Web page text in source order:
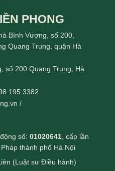
PHONG
Bình Vượng, số 200,
Quang Trung, quận Hà
số 200 Quang Trung, Hà
195 3382
/
số: 01020641 , cấp lần
thành phố Hà Nội
(Luật sư Điều hành)